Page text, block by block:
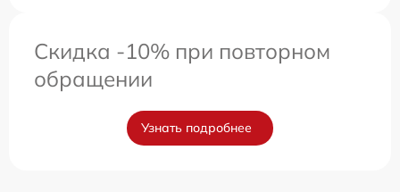
Скидка -10% при повторном
обращении
Узнать подробнее